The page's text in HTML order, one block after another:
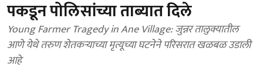
पकडून पोलिसांच्या ताब्यात दिले
Young Farmer Tragedy in Ane Village: जुन्नर तालुक्यातील
आणे येथे तरुण शेतकऱ्याच्या मृत्यूच्या घटनेने परिसरात खळबळ उडाली
आहे